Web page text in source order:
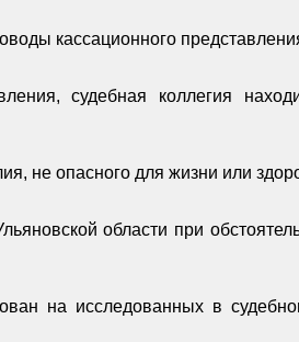
кассационного
судебная коллегия
не опасного для жизни или
области при
на исследованных в